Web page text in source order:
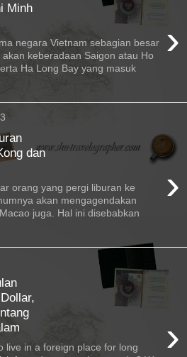
Minh
›
negara Vietnam sebagian besar
keberadaan Saigon atau Ho
Ha Long Bay yang masuk
dan
›
orang yang pergi liburan ke
akan mengagendakan
juga. Hal ini disebabkan
›
live in a foreign place for long